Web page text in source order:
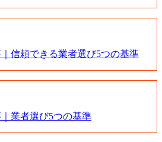
信頼できる業者選び5つの基準
業者選び5つの基準